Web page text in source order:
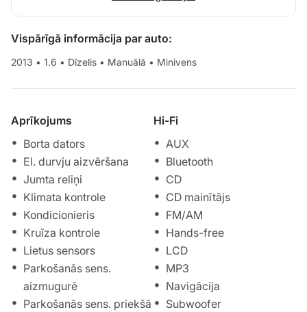
Vispārīgā informācija par auto:
2013 • 1.6 • Dīzelis • Manuālā • Minivens
Aprīkojums
Borta dators
El. durvju aizvēršana
Jumta reliņi
Klimata kontrole
Kondicionieris
Kruīza kontrole
Lietus sensors
Parkošanās sens.
aizmugurē
Parkošanās sens. priekšā
Hi-Fi
AUX
Bluetooth
CD
CD mainītājs
FM/AM
Hands-free
LCD
MP3
Navigācija
Subwoofer